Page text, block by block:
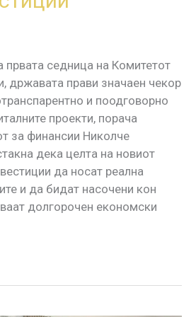
седница на Комитетот
државата прави значаен чекор
и поодговорно
проекти, порача
за финансии Николче
дека целта на новиот
да носат реална
и да бидат насочени кон
долгорочен економски